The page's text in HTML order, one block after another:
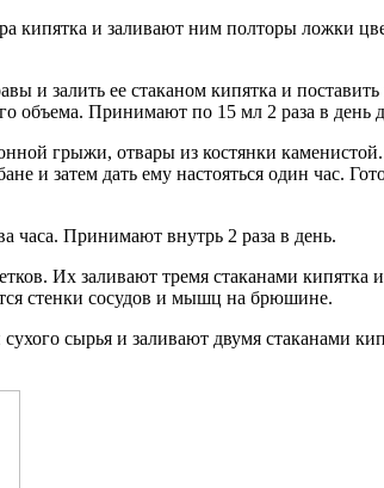
кипятка и заливают ним полторы ложки
и залить ее стаканом кипятка и
объема. Принимают по 15 мл 2 раза в
грыжи, отвары из костянки каменистой.
и затем дать ему настояться один час.
часа. Принимают внутрь 2 раза в день.
Их заливают тремя стаканами кипятка
стенки сосудов и мышц на брюшине.
сырья и заливают двумя стаканами